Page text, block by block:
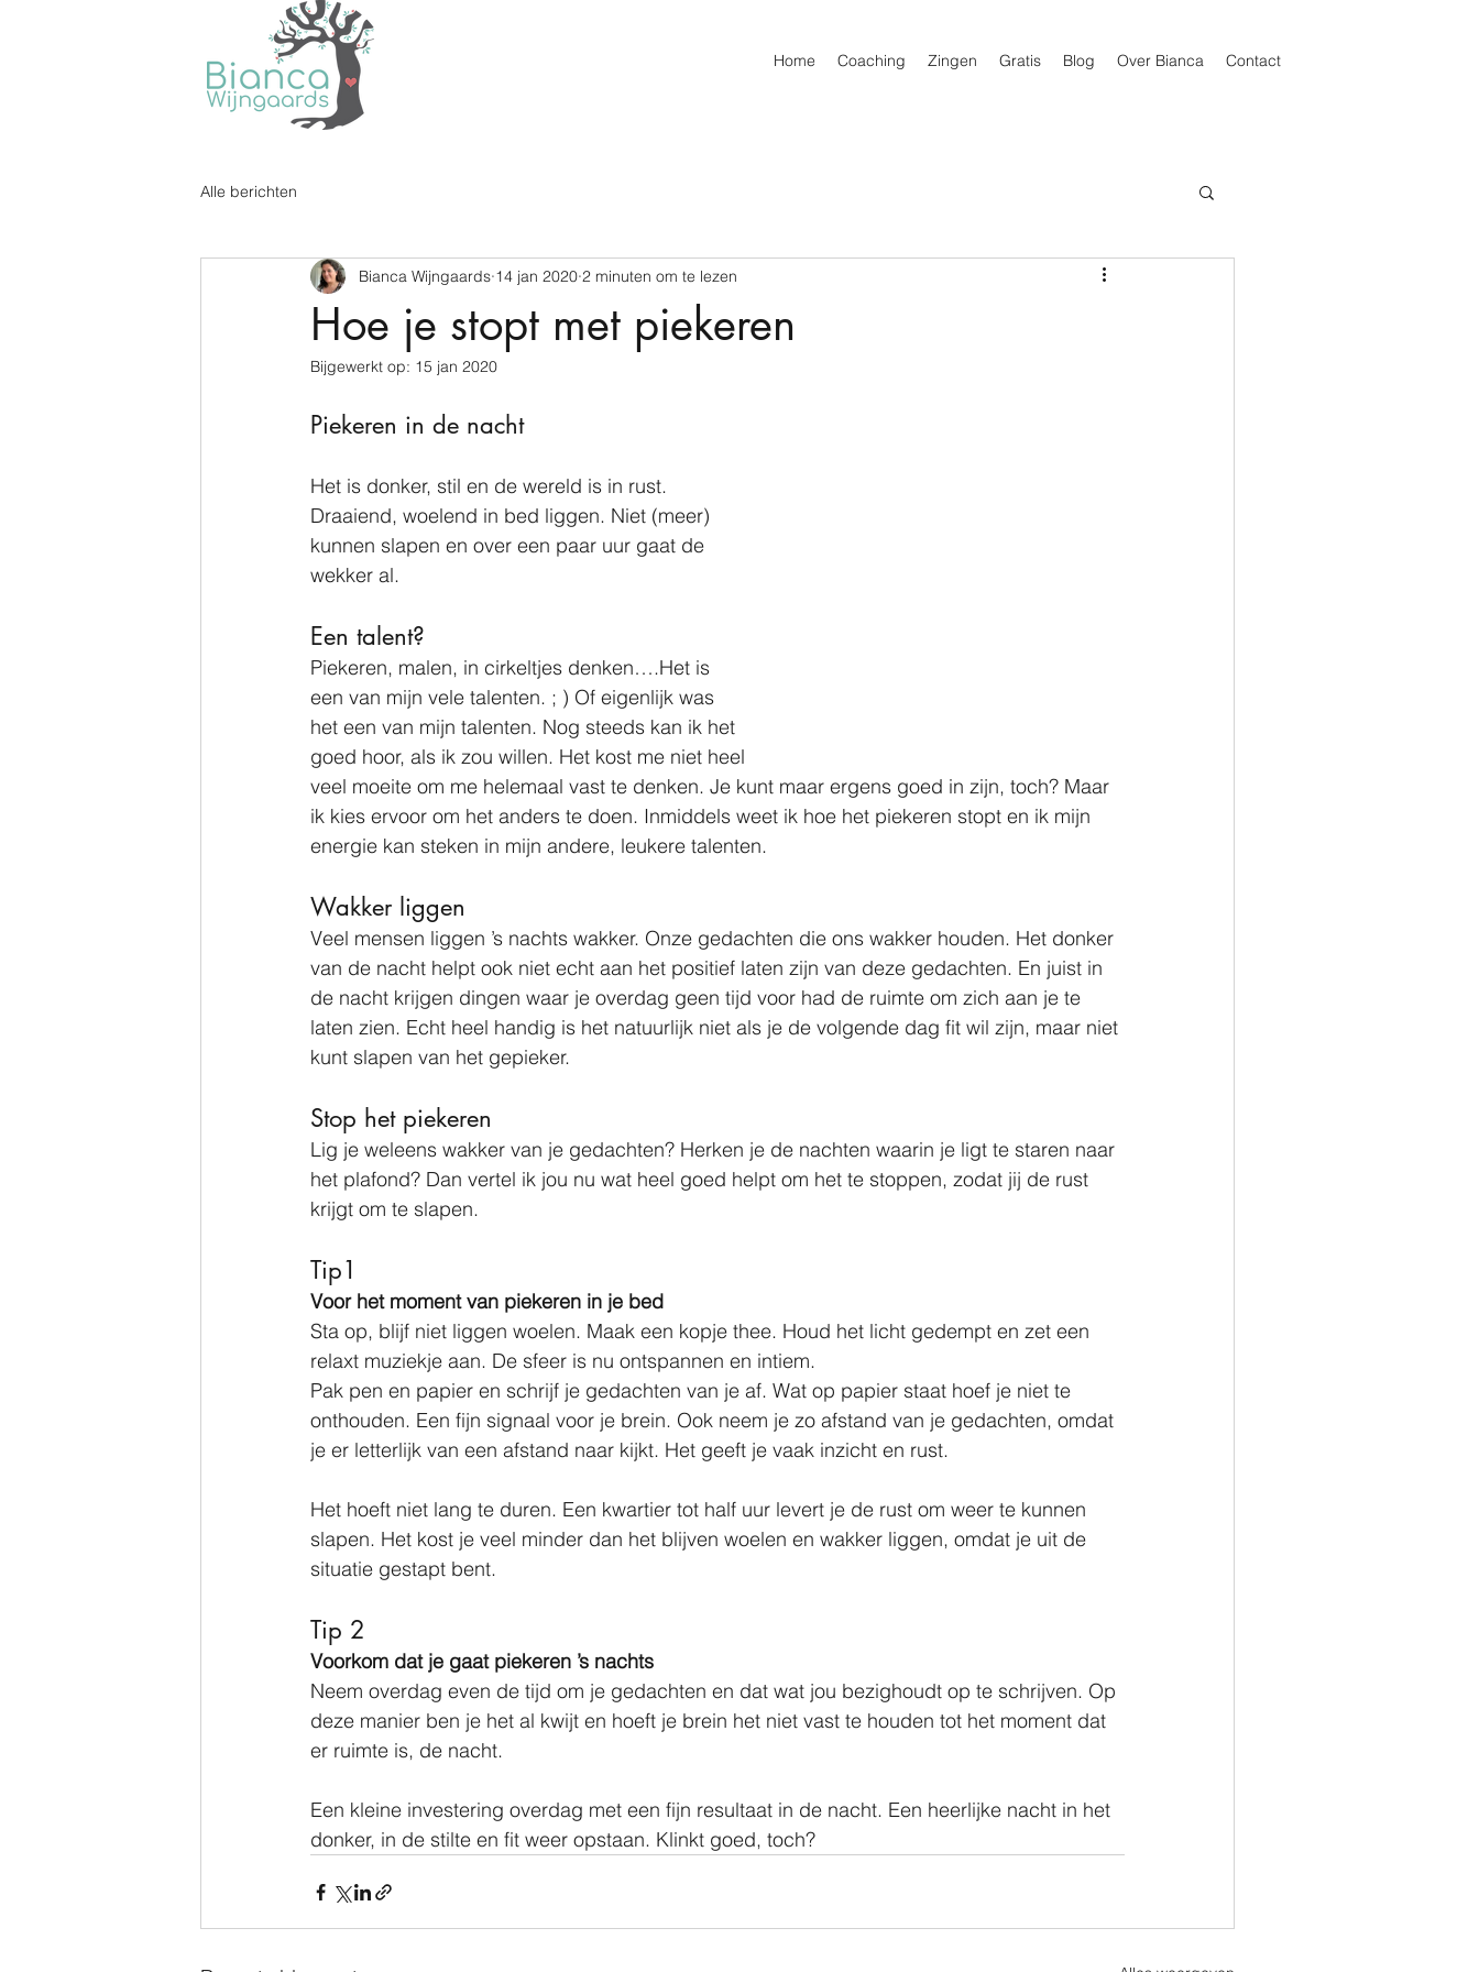
Home Coaching Zingen Gratis Blog Over Bianca Contact
Alle berichten
Hoe je stopt met piekeren
Bianca Wijngaards 14 jan 2020 2 minuten om te lezen
Bijgewerkt op: 15 jan 2020
Piekeren in de nacht
Het is donker, stil en de wereld is in rust.
Draaiend, woelend in bed liggen. Niet (meer)
kunnen slapen en over een paar uur gaat de
wekker al.
Een talent?
Piekeren, malen, in cirkeltjes denken….Het is
een van mijn vele talenten. ; ) Of eigenlijk was
het een van mijn talenten. Nog steeds kan ik het
goed hoor, als ik zou willen. Het kost me niet heel
veel moeite om me helemaal vast te denken. Je kunt maar ergens goed in zijn, toch? Maar
ik kies ervoor om het anders te doen. Inmiddels weet ik hoe het piekeren stopt en ik mijn
energie kan steken in mijn andere, leukere talenten.
Wakker liggen
Veel mensen liggen ’s nachts wakker. Onze gedachten die ons wakker houden. Het donker
van de nacht helpt ook niet echt aan het positief laten zijn van deze gedachten. En juist in
de nacht krijgen dingen waar je overdag geen tijd voor had de ruimte om zich aan je te
laten zien. Echt heel handig is het natuurlijk niet als je de volgende dag fit wil zijn, maar niet
kunt slapen van het gepieker.
Stop het piekeren
Lig je weleens wakker van je gedachten? Herken je de nachten waarin je ligt te staren naar
het plafond? Dan vertel ik jou nu wat heel goed helpt om het te stoppen, zodat jij de rust
krijgt om te slapen.
Tip1
Voor het moment van piekeren in je bed
Sta op, blijf niet liggen woelen. Maak een kopje thee. Houd het licht gedempt en zet een
relaxt muziekje aan. De sfeer is nu ontspannen en intiem.
Pak pen en papier en schrijf je gedachten van je af. Wat op papier staat hoef je niet te
onthouden. Een fijn signaal voor je brein. Ook neem je zo afstand van je gedachten, omdat
je er letterlijk van een afstand naar kijkt. Het geeft je vaak inzicht en rust.
Het hoeft niet lang te duren. Een kwartier tot half uur levert je de rust om weer te kunnen
slapen. Het kost je veel minder dan het blijven woelen en wakker liggen, omdat je uit de
situatie gestapt bent.
Tip 2
Voorkom dat je gaat piekeren ’s nachts
Neem overdag even de tijd om je gedachten en dat wat jou bezighoudt op te schrijven. Op
deze manier ben je het al kwijt en hoeft je brein het niet vast te houden tot het moment dat
er ruimte is, de nacht.
Een kleine investering overdag met een fijn resultaat in de nacht. Een heerlijke nacht in het
donker, in de stilte en fit weer opstaan. Klinkt goed, toch?